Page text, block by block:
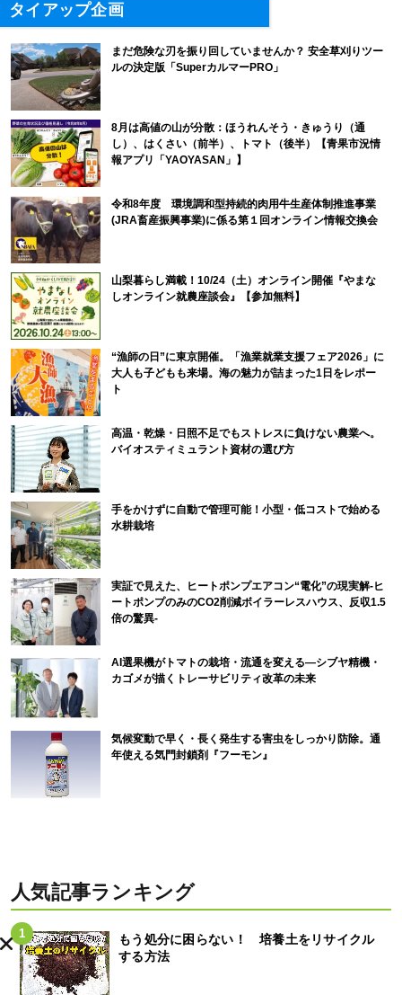
タイアップ企画
まだ危険な刃を振り回していませんか？ 安全草刈りツー
ルの決定版「SuperカルマーPRO」
8月は高値の山が分散：ほうれんそう・きゅうり（通
し）、はくさい（前半）、トマト（後半）【青果市況情
報アプリ「YAOYASAN」】
令和8年度 環境調和型持続的肉用牛生産体制推進事業
(JRA畜産振興事業)に係る第１回オンライン情報交換会
山梨暮らし満載！10/24（土）オンライン開催『やまな
しオンライン就農座談会』【参加無料】
“漁師の日”に東京開催。「漁業就業支援フェア2026」に
大人も子どもも来場。海の魅力が詰まった1日をレポー
ト
高温・乾燥・日照不足でもストレスに負けない農業へ。
バイオスティミュラント資材の選び方
手をかけずに自動で管理可能！小型・低コストで始める
水耕栽培
実証で見えた、ヒートポンプエアコン“電化”の現実解-ヒ
ートポンプのみのCO2削減ボイラーレスハウス、反収1.5
倍の驚異-
AI選果機がトマトの栽培・流通を変える―シブヤ精機・
カゴメが描くトレーサビリティ改革の未来
気候変動で早く・長く発生する害虫をしっかり防除。通
年使える気門封鎖剤『フーモン』
人気記事ランキング
もう処分に困らない！ 培養土をリサイクル
する方法